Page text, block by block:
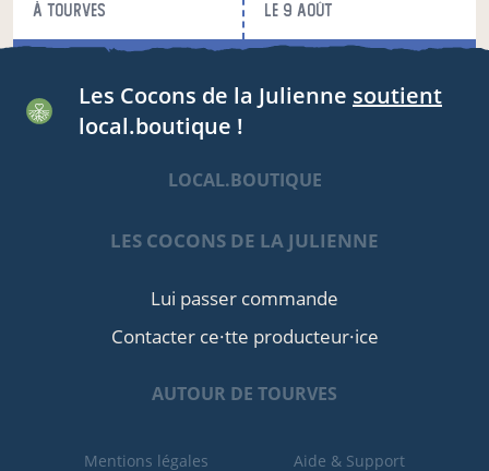
à Tourves
le 9 août
Relais de puyloubier
le 12 août
Les Cocons de la Julienne soutient
local.boutique !
LOCAL.BOUTIQUE
LES COCONS DE LA JULIENNE
Lui passer commande
Contacter ce·tte producteur·ice
AUTOUR DE TOURVES
Mentions légales Aide & Support